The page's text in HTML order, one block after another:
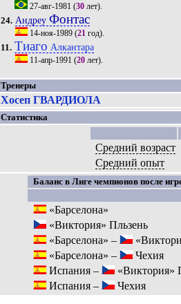
27-авг-1981 (30лет).
24. Андреу Фонтас
14-ноя-1989(21год).
11. Тиаго Алкантара
11-апр-1991 (20лет).
Тренеры
Хосеп ГВАРДИОЛА
Статистика
Средний возраст
Средний опыт
Баланс в Лиге чемпионов после
«Барселона»
«Виктория» Пльзень
«Барселона» –
«Барселона» –
Чехия
Испания –
«Виктория»
Испания –
Чехия